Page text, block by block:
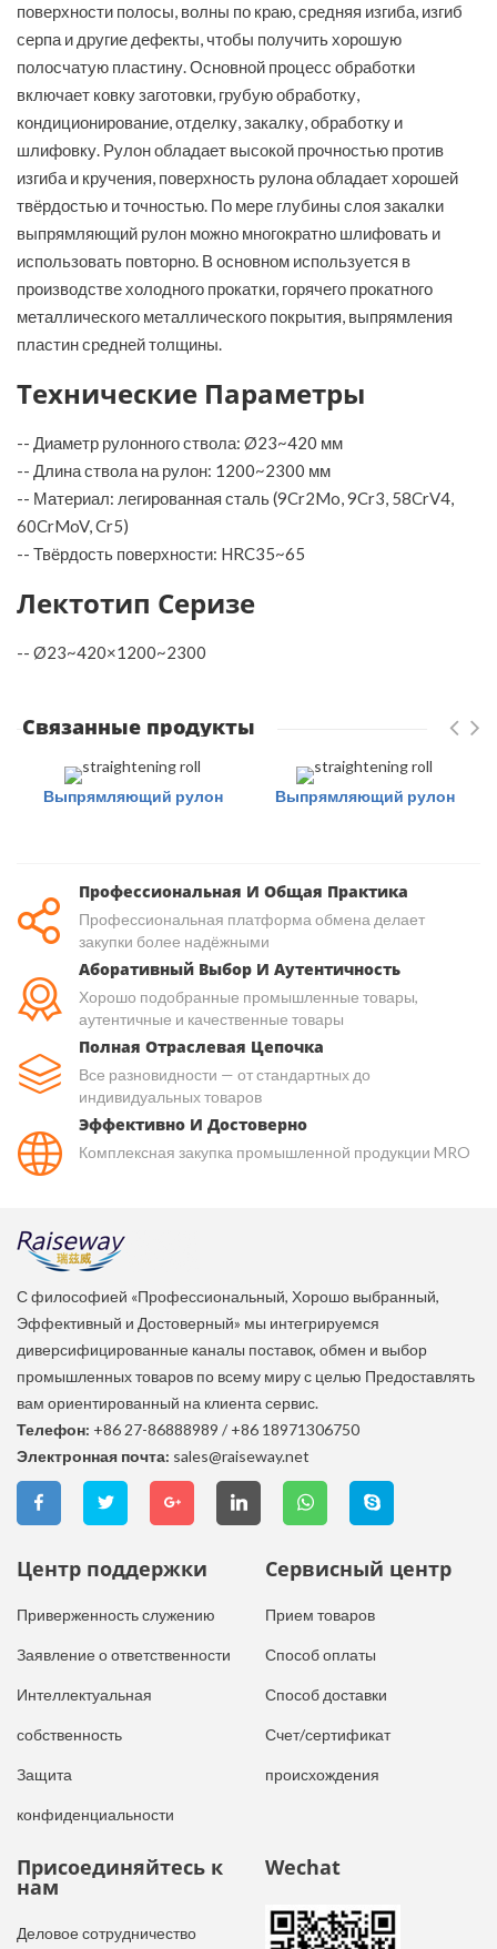
поверхности полосы, волны по краю, средняя изгиба, изгиб
серпа и другие дефекты, чтобы получить хорошую
полосчатую пластину. Основной процесс обработки
включает ковку заготовки, грубую обработку,
кондиционирование, отделку, закалку, обработку и
шлифовку. Рулон обладает высокой прочностью против
изгиба и кручения, поверхность рулона обладает хорошей
твёрдостью и точностью. По мере глубины слоя закалки
выпрямляющий рулон можно многократно шлифовать и
использовать повторно. В основном используется в
производстве холодного прокатки, горячего прокатного
металлического металлического покрытия, выпрямления
пластин средней толщины.
Технические Параметры
-- Диаметр рулонного ствола: Ø23~420 мм
-- Длина ствола на рулон: 1200~2300 мм
-- Материал: легированная сталь (9Cr2Mo, 9Cr3, 58CrV4,
60CrMoV, Cr5)
-- Твёрдость поверхности: HRC35~65
Лектотип Серизе
-- Ø23~420×1200~2300
Связанные продукты
Выпрямляющий рулон Выпрямляющий рулон
Профессиональная И Общая Практика
Профессиональная платформа обмена делает
закупки более надёжными
Аборативный Выбор И Аутентичность
Хорошо подобранные промышленные товары,
аутентичные и качественные товары
Полная Отраслевая Цепочка
Все разновидности — от стандартных до
индивидуальных товаров
Эффективно И Достоверно
Комплексная закупка промышленной продукции MRO
С философией «Профессиональный, Хорошо выбранный,
Эффективный и Достоверный» мы интегрируемся
диверсифицированные каналы поставок, обмен и выбор
промышленных товаров по всему миру с целью Предоставлять
вам ориентированный на клиента сервис.
Телефон: +86 27-86888989 / +86 18971306750
Электронная почта: sales@raiseway.net
Центр поддержки
Приверженность служению
Заявление о ответственности
Интеллектуальная
собственность
Защита
конфиденциальности
Сервисный центр
Прием товаров
Способ оплаты
Способ доставки
Счет/сертификат
происхождения
Присоединяйтесь к
нам
Деловое сотрудничество
Wechat